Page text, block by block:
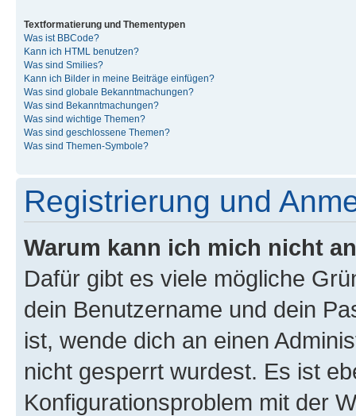
Textformatierung und Thementypen
Was ist BBCode?
Kann ich HTML benutzen?
Was sind Smilies?
Kann ich Bilder in meine Beiträge einfügen?
Was sind globale Bekanntmachungen?
Was sind Bekanntmachungen?
Was sind wichtige Themen?
Was sind geschlossene Themen?
Was sind Themen-Symbole?
Registrierung und
Warum kann ich mich nicht
Dafür gibt es viele mögliche
dein Benutzername und dein
ist, wende dich an einen
nicht gesperrt wurdest. Es ist
Konfigurationsproblem mit der